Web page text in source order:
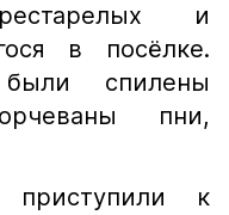
и
в посёлке.
спилены
пни,
приступили к